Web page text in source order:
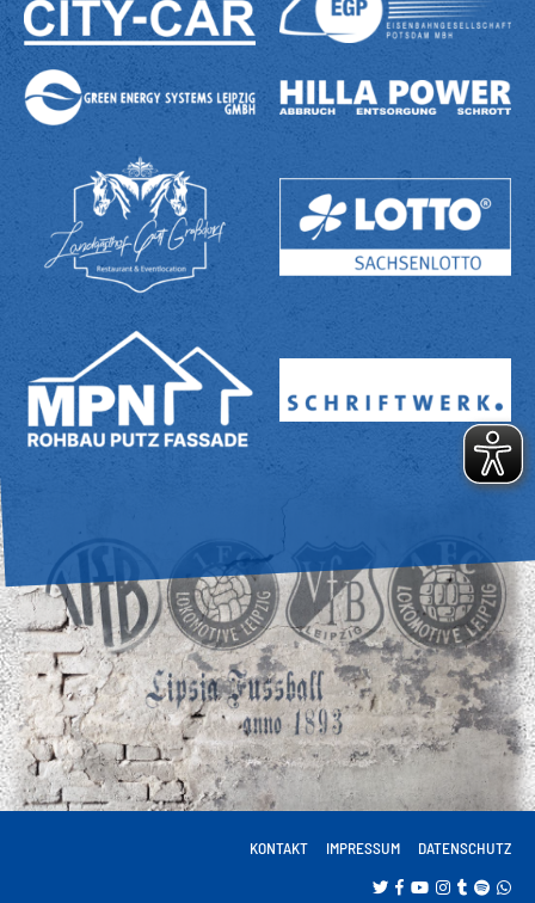
KONTAKT IMPRESSUM DATENSCHUTZ